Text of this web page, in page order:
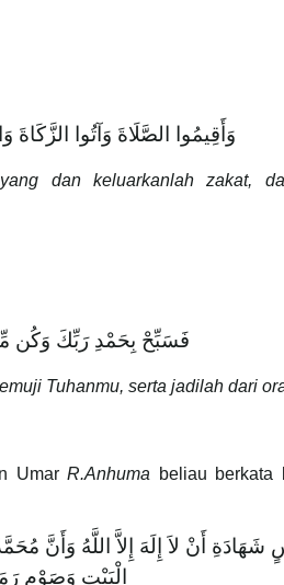
وَأَقِيمُوا الصَّلَاةَ وَآتُوا الزَّكَاةَ
dan keluarkanlah zakat,
فَسَبِّحْ بِحَمْدِ رَبِّكَ وَكُن
Tuhanmu, serta jadilah dari
UmarR.Anhuma beliau berkata
أَنْ لاَ إِلَهَ إِلاَّ اللَّهُ وَأَنَّ
الْبَيْتِ وَصَوْمِ